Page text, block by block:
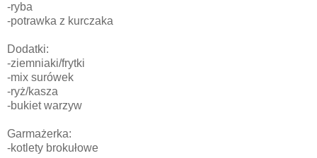
-ryba
-potrawka z kurczaka
Dodatki:
-ziemniaki/frytki
-mix surówek
-ryż/kasza
-bukiet warzyw
Garmażerka:
-kotlety brokułowe